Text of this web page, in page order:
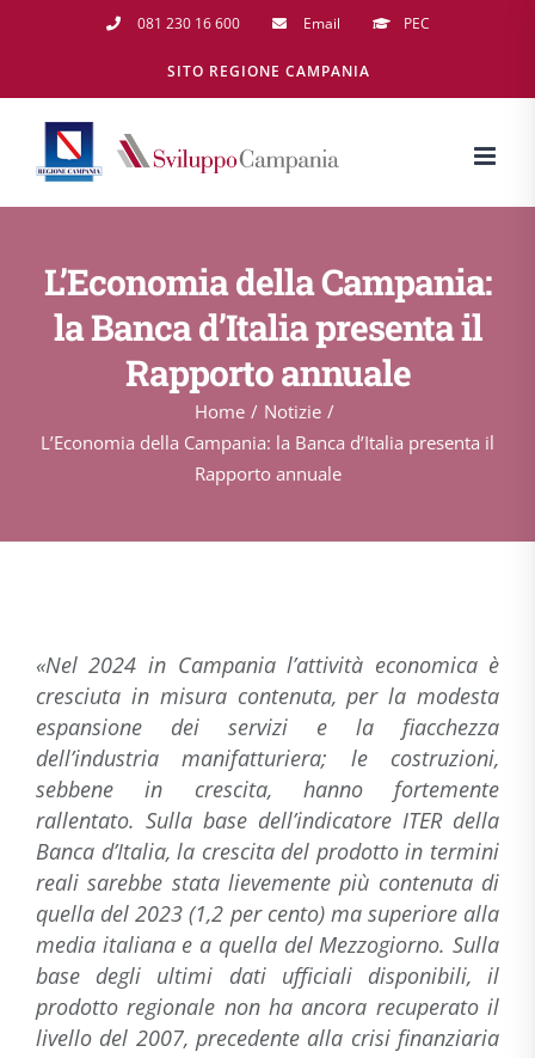
081 230 16 600 Email PEC
SITO REGIONE CAMPANIA
L’Economia della Campania:
la Banca d’Italia presenta il
Rapporto annuale
Home
Notizie
L’Economia della Campania: la Banca d’Italia presenta il
Rapporto annuale
«Nel 2024 in Campania l’attività economica è
cresciuta in misura contenuta, per la modesta
espansione dei servizi e la fiacchezza
dell’industria manifatturiera; le costruzioni,
sebbene in crescita, hanno fortemente
rallentato. Sulla base dell’indicatore ITER della
Banca d’Italia, la crescita del prodotto in termini
reali sarebbe stata lievemente più contenuta di
quella del 2023 (1,2 per cento) ma superiore alla
media italiana e a quella del Mezzogiorno. Sulla
base degli ultimi dati ufficiali disponibili, il
prodotto regionale non ha ancora recuperato il
livello del 2007, precedente alla crisi finanziaria